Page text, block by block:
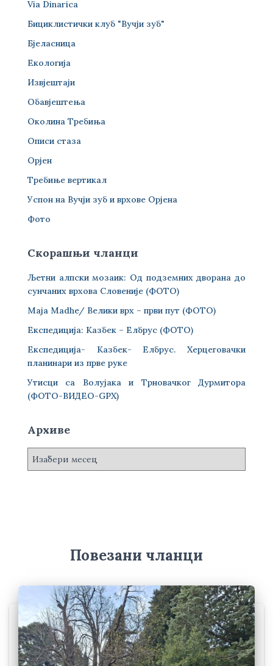
Via Dinarica
Бициклистички клуб "Вучји зуб"
Бјеласница
Екологија
Извјештаји
Обавјештења
Околина Требиња
Описи стаза
Орјен
Требиње вертикал
Успон на Вучји зуб и врхове Орјена
Фото
Скорашњи чланци
Љетни алпски мозаик: Од подземних дворана до
сунчаних врхова Словеније (ФОТО)
Maja Madhe/ Велики врх – први пут (ФОТО)
Експедиција: Казбек – Елбрус (ФОТО)
Експедиција- Казбек- Елбрус. Херцеговачки
планинари из прве руке
Утисци са Волујака и Трновачког Дурмитора
(ФОТО-ВИДЕО-GPX)
Архиве
А
Повезани чланци